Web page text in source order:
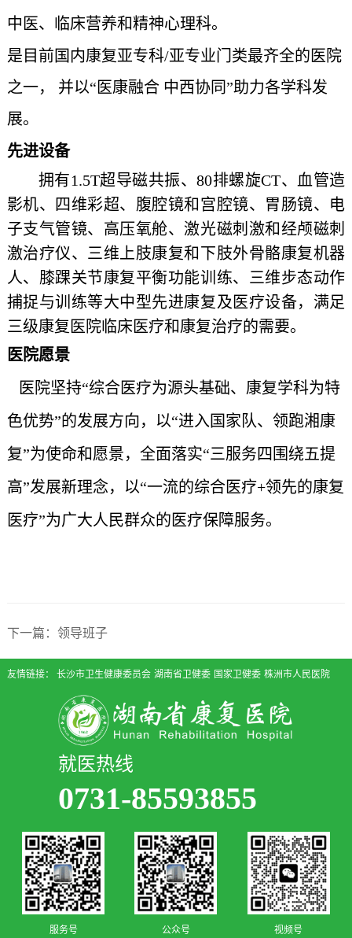
中医、 临床营养和精神心理科。
是目前 国内康复亚专科/亚专业门类最齐全的医院
之一， 并以“医康融合 中西协同”助力各学科发
展。
先进设备
拥有1.5T超导磁共振、80排螺旋CT、血管造
影机、四维彩超、腹腔镜和宫腔镜、胃肠镜、电
子支气管镜、高压氧舱、激光磁刺激和经颅磁刺
激治疗仪、三维上肢康复和下肢外骨骼康复机器
人、膝踝关节康复平衡功能训练、三维步态动作
捕捉与训练等大中型先进康复及医疗设备， 满足
三级康复医院临床医疗和康复治疗的需要。
医院愿景
医院坚持“综合医疗为源头基础、康复学科为特
色优势”的发展方向，以“进入国家队、领跑湘康
复”为使命和愿景，全面落实“三服务四围绕五提
高”发展新理念，以“一流的综合医疗+领先的康复
医疗”为广大人民群众的医疗保障服务。
下一篇：领导班子
友情链接： 长沙市卫生健康委员会 湖南省卫健委 国家卫健委 株洲市人民医院
就医热线
0731-85593855
服务号 公众号 视频号